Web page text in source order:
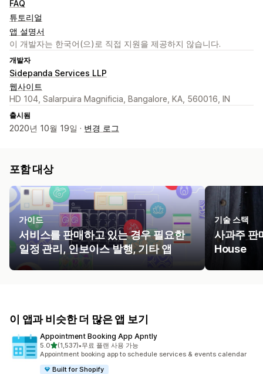
FAQ
튜토리얼
앱 설명서
이 개발자는 한국어(으)로 직접 지원을 제공하지 않습니다.
개발자
Sidepanda Services LLP
웹사이트
HD 104, Salarpuira Magnificia, Bangalore, KA, 560016, IN
출시됨
2020년 10월 19일 · 변경 로그
포함 대상
가이드
서비스를 판매하고 있는 경우 필요한
일정 관리, 인보이스 발행, 기타 앱
기술 스택
사과주
House
이 앱과 비슷한 더 많은 앱 보기
Appointment Booking App Apntly
5.0별 5개 중
(1,537)
총 리뷰 1537개
•무료 플랜 사용 가능
Appointment booking app to schedule services & events calendar
Built for Shopify